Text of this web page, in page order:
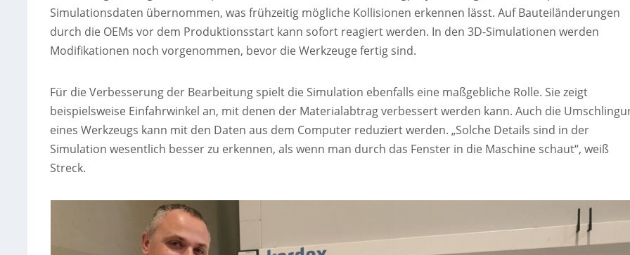
Simulationsdaten übernommen, was frühzeitig mögliche Kollisionen erkennen lässt. Auf Bauteiländerungen
durch die OEMs vor dem Produktionsstart kann sofort reagiert werden. In den 3D-Simulationen werden
Modifikationen noch vorgenommen, bevor die Werkzeuge fertig sind.
Für die Verbesserung der Bearbeitung spielt die Simulation ebenfalls eine maßgebliche Rolle. Sie zeigt
beispielsweise Einfahrwinkel an, mit denen der Materialabtrag verbessert werden kann. Auch die
eines Werkzeugs kann mit den Daten aus dem Computer reduziert werden. „Solche Details sind in der
Simulation wesentlich besser zu erkennen, als wenn man durch das Fenster in die Maschine schaut“, weiß
Streck.